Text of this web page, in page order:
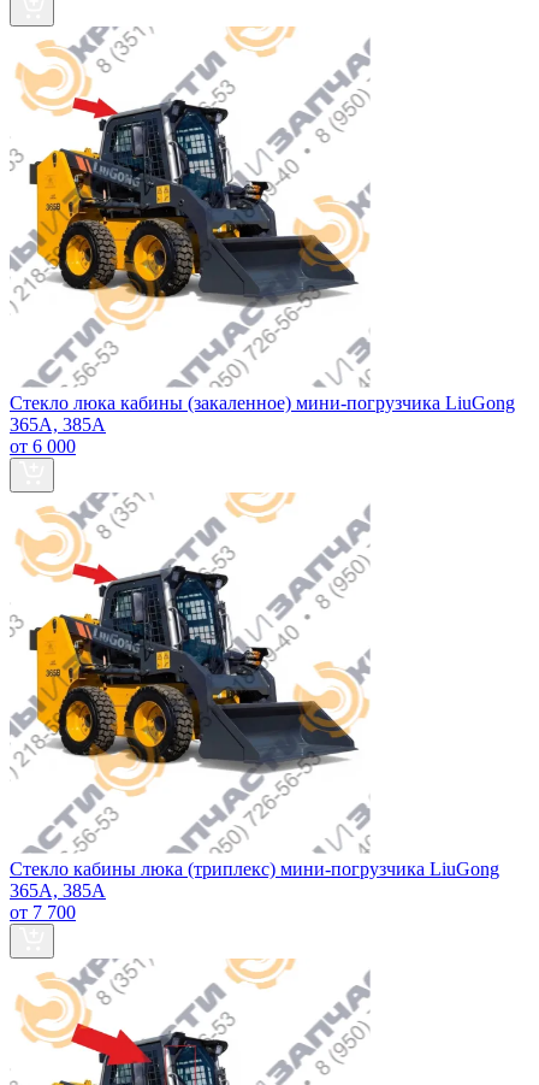
Стекло люка кабины (закаленное) мини-погрузчика LiuGong
365А, 385А
от 6 000
Стекло кабины люка (триплекс) мини-погрузчика LiuGong
365А, 385А
от 7 700